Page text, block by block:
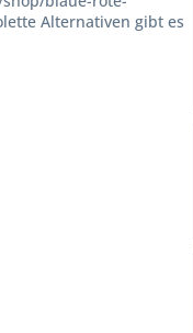
Alternativen gibt es